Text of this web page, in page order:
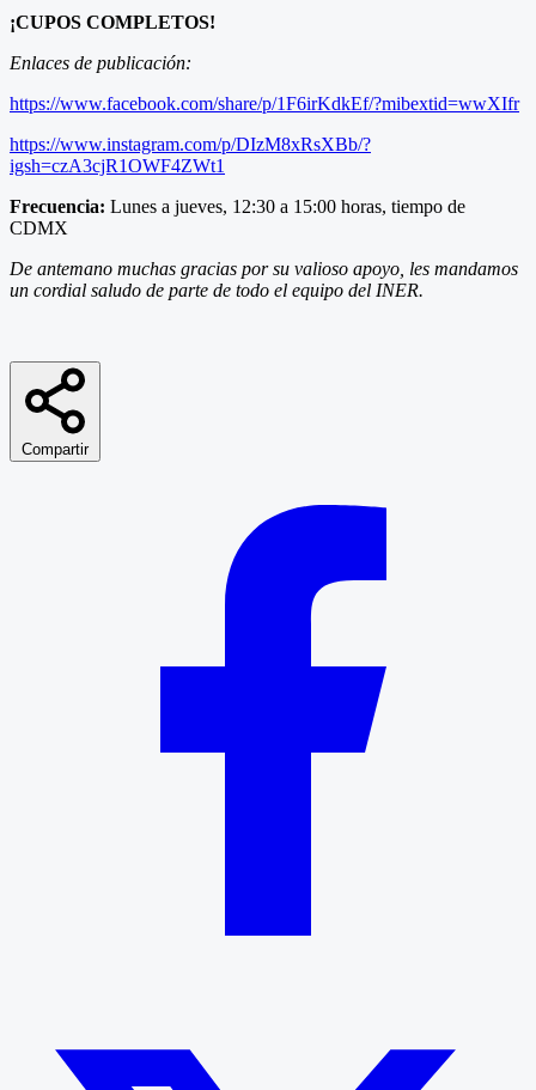
¡CUPOS COMPLETOS!
Enlaces de publicación:
https://www.facebook.com/share/p/1F6irKdkEf/?mibextid=wwXIfr
https://www.instagram.com/p/DIzM8xRsXBb/?
igsh=czA3cjR1OWF4ZWt1
Frecuencia: Lunes a jueves, 12:30 a 15:00 horas, tiempo de
CDMX
De antemano muchas gracias por su valioso apoyo, les mandamos
un cordial saludo de parte de todo el equipo del INER.
Compartir